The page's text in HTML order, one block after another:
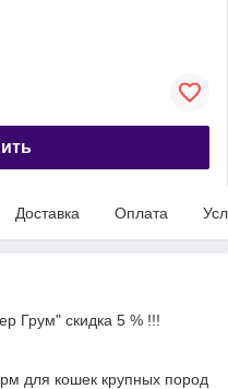
Доставка Оплата
Грум" скидка 5 % !!!
для кошек крупных пород